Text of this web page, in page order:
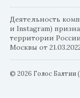
Деятельность
и Instagram)
территории
Москвы от
© 2026 Голос Балтии